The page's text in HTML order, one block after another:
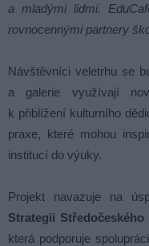
a mladými lidmi.
rovnocennými partnery
Návštěvníci veletrhu se
a galerie využívají
k přiblížení kulturního
praxe, které mohou
institucí do výuky.
Projekt navazuje na
Strategii
která podporuje